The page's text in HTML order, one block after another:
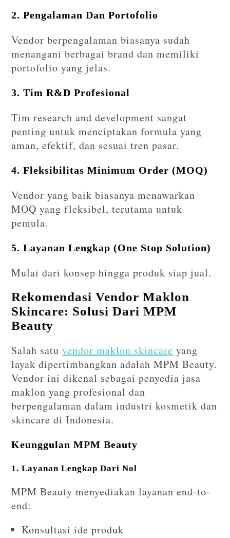
2. Pengalaman Dan Portofolio
Vendor berpengalaman biasanya sudah
menangani berbagai brand dan memiliki
portofolio yang jelas.
3. Tim R&D Profesional
Tim research and development sangat
penting untuk menciptakan formula yang
aman, efektif, dan sesuai tren pasar.
4. Fleksibilitas Minimum Order (MOQ)
Vendor yang baik biasanya menawarkan
MOQ yang fleksibel, terutama untuk
pemula.
5. Layanan Lengkap (One Stop Solution)
Mulai dari konsep hingga produk siap jual.
Rekomendasi Vendor Maklon
Skincare: Solusi Dari MPM
Beauty
Salah satuvendor maklon skincare yang
layak dipertimbangkan adalahMPM Beauty.
Vendor ini dikenal sebagai penyedia jasa
maklon yang profesional dan
berpengalaman dalam industri kosmetik dan
skincare di Indonesia.
Keunggulan MPM Beauty
1. Layanan Lengkap Dari Nol
MPM Beauty menyediakan layanan end-to-
end:
Konsultasi ide produk